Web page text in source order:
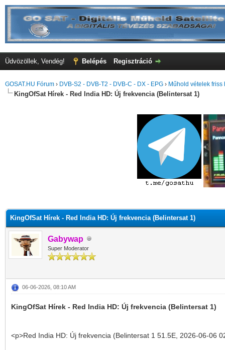
Üdvözöllek, Vendég! Belépés Regisztráció
GOSAT.HU Fórum › DVB-S2 - DVB-T2 - DVB-C - DX - EPG › Műhold vételek friss
KingOfSat Hírek - Red India HD: Új frekvencia (Belintersat 1)
KingOfSat Hírek - Red India HD: Új frekvencia (Belintersat 1)
Gabywap
Super Moderator
06-06-2026, 08:10 AM
KingOfSat Hírek - Red India HD: Új frekvencia (Belintersat 1)
<p>Red India HD: Új frekvencia (Belintersat 1 51.5E, 2026-06-06